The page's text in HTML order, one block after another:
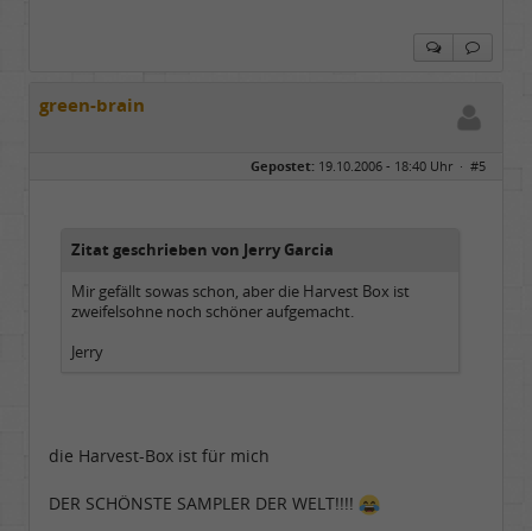
green-brain
Gepostet: 19.10.2006 - 18:40 Uhr · #5
Zitat geschrieben von Jerry Garcia
Mir gefällt sowas schon, aber die Harvest Box ist
zweifelsohne noch schöner aufgemacht.
Jerry
die Harvest-Box ist für mich
DER SCHÖNSTE SAMPLER DER WELT!!!!